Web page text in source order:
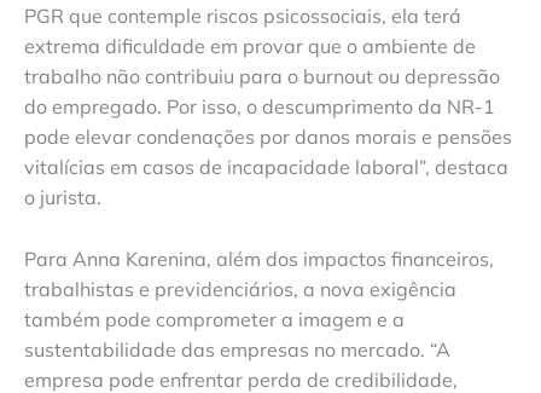
PGR que contemple riscos psicossociais, ela terá
extrema dificuldade em provar que o ambiente de
trabalho não contribuiu para o burnout ou depressão
do empregado. Por isso, o descumprimento da NR-1
pode elevar condenações por danos morais e pensões
vitalícias em casos de incapacidade laboral”, destaca
o jurista.
Para Anna Karenina, além dos impactos financeiros,
trabalhistas e previdenciários, a nova exigência
também pode comprometer a imagem e a
sustentabilidade das empresas no mercado. “A
empresa pode enfrentar perda de credibilidade,